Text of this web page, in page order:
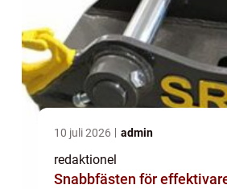
10 juli 2026 admin
redaktionel
Snabbfästen för